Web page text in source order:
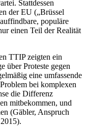
Stattdessen
der EU („Brüssel
populäre
einen Teil der Realität
TTIP zeigten ein
über Proteste gegen
eine umfassende
bei komplexen
die Differenz
mitbekommen, und
(Gäbler, Anspruch